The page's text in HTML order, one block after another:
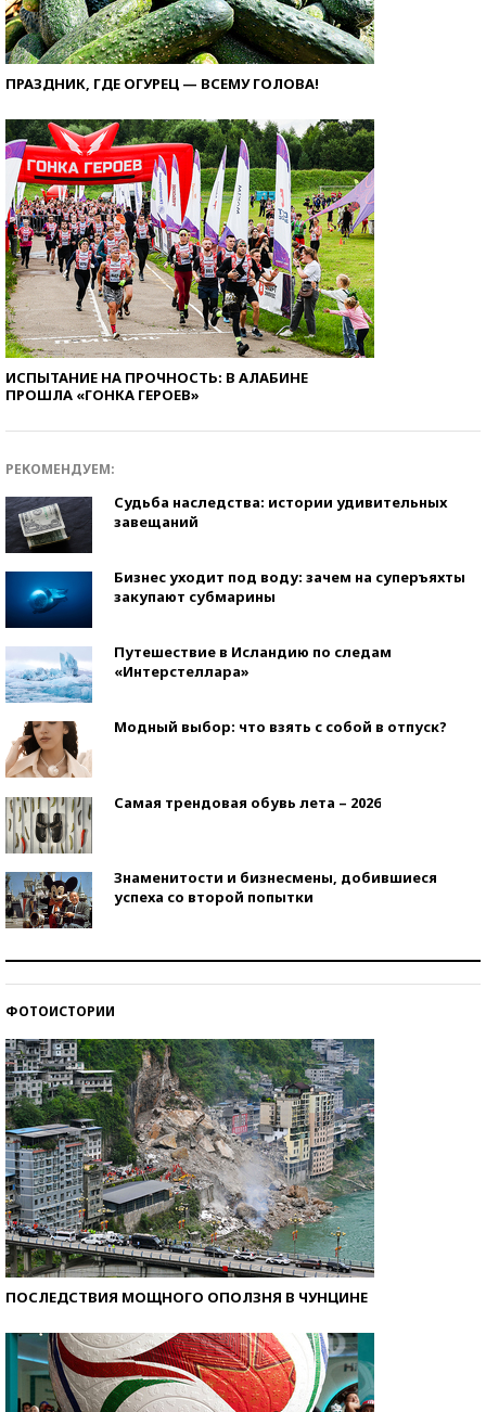
ПРАЗДНИК, ГДЕ ОГУРЕЦ — ВСЕМУ ГОЛОВА!
ИСПЫТАНИЕ НА ПРОЧНОСТЬ: В АЛАБИНЕ
ПРОШЛА «ГОНКА ГЕРОЕВ»
РЕКОМЕНДУЕМ:
Судьба наследства: истории удивительных
завещаний
Бизнес уходит под воду: зачем на суперъяхты
закупают субмарины
Путешествие в Исландию по следам
«Интерстеллара»
Модный выбор: что взять с собой в отпуск?
Самая трендовая обувь лета – 2026
Знаменитости и бизнесмены, добившиеся
успеха со второй попытки
ФОТОИСТОРИИ
ПОСЛЕДСТВИЯ МОЩНОГО ОПОЛЗНЯ В ЧУНЦИНЕ